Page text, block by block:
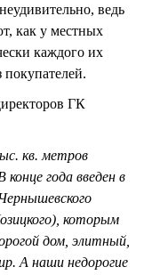
ведь
как у местных
каждого их
ГК
кв. метров
года введен в
которым
дом, элитный,
А наши недорогие